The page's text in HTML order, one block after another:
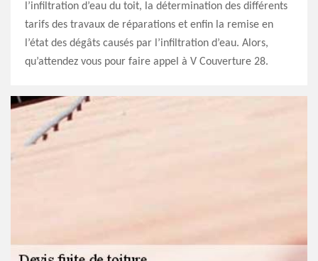
l’infiltration d’eau du toit, la détermination des différents
tarifs des travaux de réparations et enfin la remise en
l’état des dégâts causés par l’infiltration d’eau. Alors,
qu’attendez vous pour faire appel à V Couverture 28.